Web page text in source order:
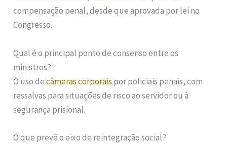
compensação penal, desde que aprovada por lei no
Congresso.
Qual é o principal ponto de consenso entre os
ministros?
O uso decâmeras corporais por policiais penais, com
ressalvas para situações de risco ao servidor ou à
segurança prisional.
O que prevê o eixo de reintegração social?